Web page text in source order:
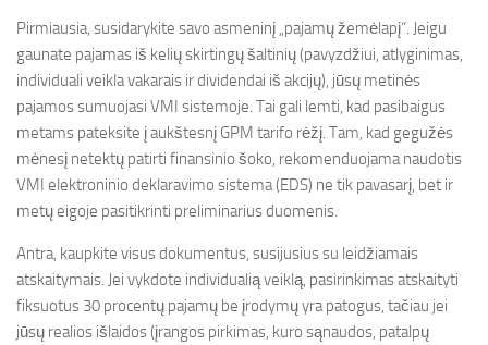
Pirmiausia, susidarykite savo asmeninį „pajamų žemėlapį“. Jeigu
gaunate pajamas iš kelių skirtingų šaltinių (pavyzdžiui, atlyginimas,
individuali veikla vakarais ir dividendai iš akcijų), jūsų metinės
pajamos sumuojasi VMI sistemoje. Tai gali lemti, kad pasibaigus
metams pateksite į aukštesnį GPM tarifo rėžį. Tam, kad gegužės
mėnesį netektų patirti finansinio šoko, rekomenduojama naudotis
VMI elektroninio deklaravimo sistema (EDS) ne tik pavasarį, bet ir
metų eigoje pasitikrinti preliminarius duomenis.
Antra, kaupkite visus dokumentus, susijusius su leidžiamais
atskaitymais. Jei vykdote individualią veiklą, pasirinkimas atskaityti
fiksuotus 30 procentų pajamų be įrodymų yra patogus, tačiau jei
jūsų realios išlaidos (įrangos pirkimas, kuro sąnaudos, patalpų